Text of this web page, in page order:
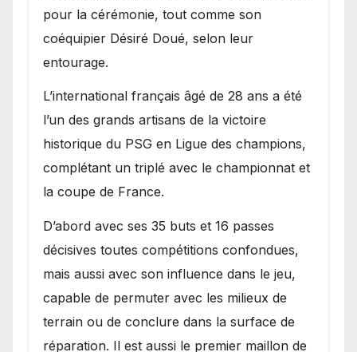
pour la cérémonie, tout comme son
coéquipier Désiré Doué, selon leur
entourage.
L’international français âgé de 28 ans a été
l’un des grands artisans de la victoire
historique du PSG en Ligue des champions,
complétant un triplé avec le championnat et
la coupe de France.
D’abord avec ses 35 buts et 16 passes
décisives toutes compétitions confondues,
mais aussi avec son influence dans le jeu,
capable de permuter avec les milieux de
terrain ou de conclure dans la surface de
réparation. Il est aussi le premier maillon de